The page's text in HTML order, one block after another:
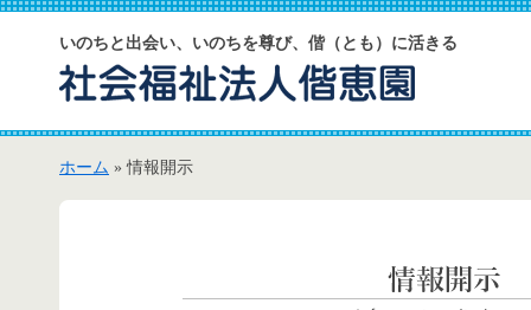
いのちと出会い、いのちを尊び、偕（とも）に活きる
ホーム » 情報開示